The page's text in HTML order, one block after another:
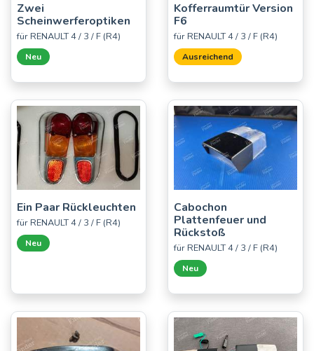
Zwei
Scheinwerferoptiken
für RENAULT 4 / 3 / F (R4)
Neu
Kofferraumtür Version
F6
für RENAULT 4 / 3 / F (R4)
Ausreichend
Ein Paar Rückleuchten
für RENAULT 4 / 3 / F (R4)
Neu
Cabochon
Plattenfeuer und
Rückstoß
für RENAULT 4 / 3 / F (R4)
Neu